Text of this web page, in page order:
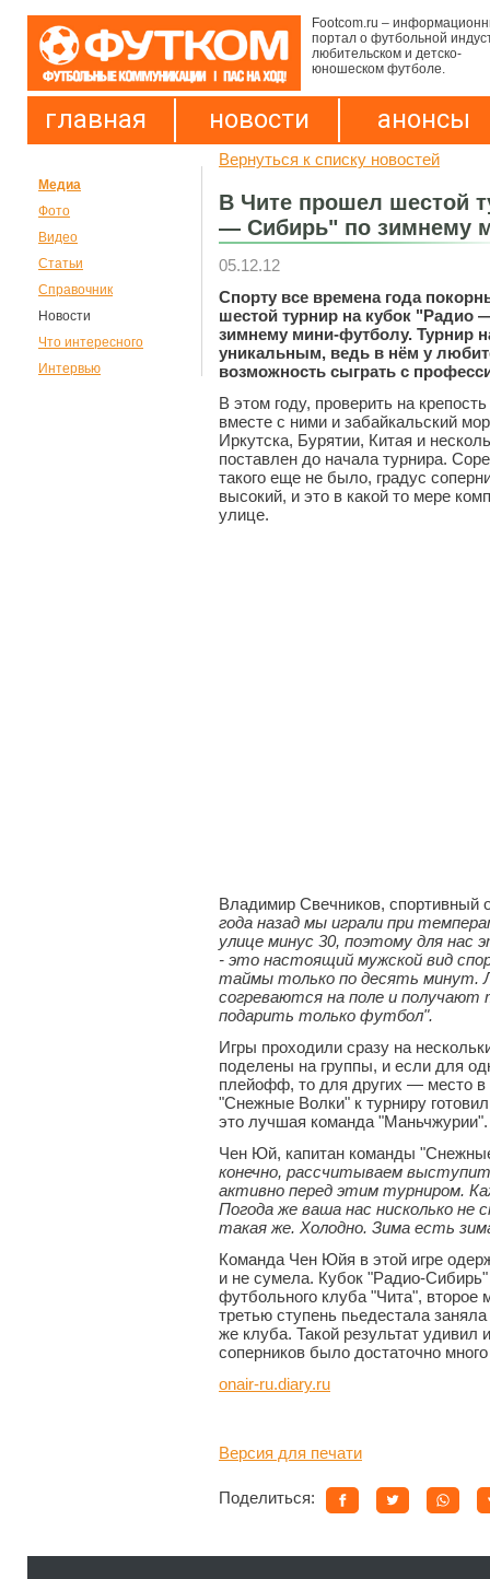
Footcom.ru –
портал о футбольной
любительском и детско-
юношеском футболе.
главная новости анонсы
Медиа
Фото
Видео
Статьи
Справочник
Новости
Что интересного
Интервью
Вернуться к списку новостей
В Чите прошел шестой
— Сибирь" по зимнему
05.12.12
Спорту все времена года
шестой турнир на кубок "Радио
зимнему мини-футболу. Турнир
уникальным, ведь в нём у
возможность сыграть с
В этом году, проверить на
вместе с ними и забайкальский
Иркутска, Бурятии, Китая и
поставлен до начала турнира.
такого еще не было, градус
высокий, и это в какой то мере
улице.
Владимир Свечников, спортивный
года назад мы играли при
улице минус 30, поэтому для нас
- это настоящий мужской вид
таймы только по десять минут.
согреваются на поле и
подарить только футбол".
Игры проходили сразу на
поделены на группы, и если для
плейофф, то для других — место в
"Снежные Волки" к турниру
это лучшая команда "Маньчжурии".
Чен Юй, капитан команды
конечно, рассчитываем
активно перед этим турниром.
Погода же ваша нас нисколько
такая же. Холодно. Зима есть
Команда Чен Юйя в этой игре
и не сумела. Кубок "Радио-
футбольного клуба "Чита", второе
третью ступень пьедестала
же клуба. Такой результат удивил
соперников было достаточно
onair-ru.diary.ru
Версия для печати
Поделиться: